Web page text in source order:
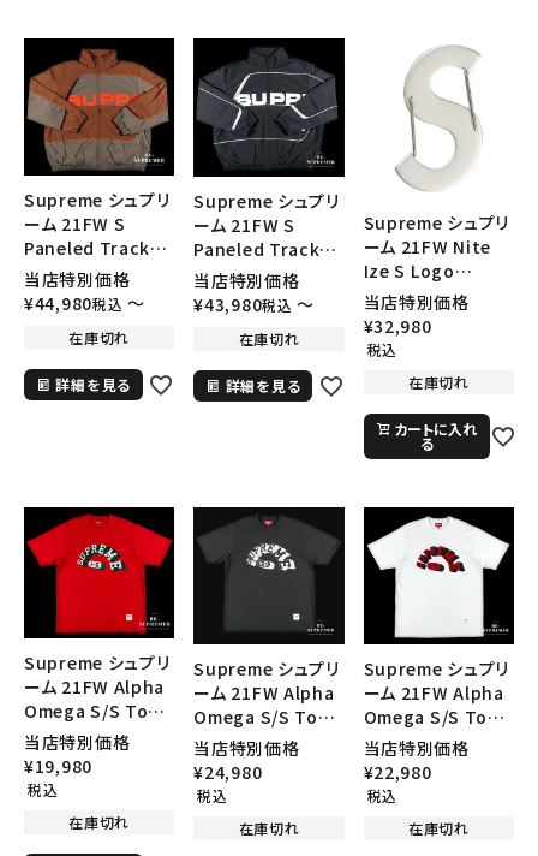
Supreme シュプリ
ーム 21FW S
Paneled Track
Jacket Sパネルト
ラックジャケット ブ
ラウン
当店特別価格
¥44,980税込 〜
在庫切れ
詳細を見る
Supreme シュプリ
ーム 21FW S
Paneled Track
Jacket Sパネルト
ラックジャケット ブ
ラック
当店特別価格
¥43,980税込 〜
在庫切れ
詳細を見る
Supreme シュプリ
ーム 21FW Nite
Ize S Logo
Keychain シルバ
ー
当店特別価格
¥32,980
税込
在庫切れ
カートに入れ
る
Supreme シュプリ
ーム 21FW Alpha
Omega S/S Top
Tee アルファオメガ
ショートスリーブト
ップTシャツ レッ
当店特別価格
¥19,980
税込
在庫切れ
Supreme シュプリ
ーム 21FW Alpha
Omega S/S Top
Tee アルファオメガ
ショートスリーブト
ップTシャツ ブラ
当店特別価格
¥24,980
税込
在庫切れ
Supreme シュプリ
ーム 21FW Alpha
Omega S/S Top
Tee アルファオメガ
ショートスリーブト
ップTシャツ ホワイ
当店特別価格
¥22,980
税込
在庫切れ